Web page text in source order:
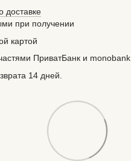
доставке
при получении
картой
ПриватБанк и monobank
14 дней.